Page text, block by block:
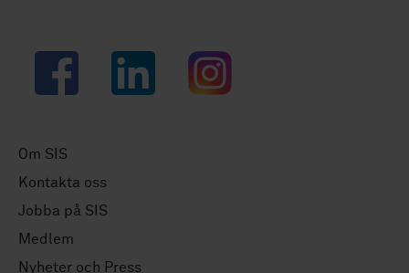
Facebook LinkedIn Instagram
Om SIS
Kontakta oss
Jobba på SIS
Medlem
Nyheter och Press